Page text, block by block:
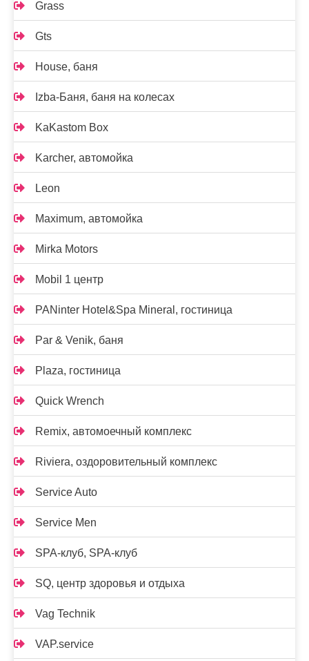
Grass
Gts
House, баня
Izba-Баня, баня на колесах
KaKastom Box
Karcher, автомойка
Leon
Maximum, автомойка
Mirka Motors
Mobil 1 центр
PANinter Hotel&Spa Mineral, гостиница
Par & Venik, баня
Plaza, гостиница
Quick Wrench
Remix, автомоечный комплекс
Riviera, оздоровительный комплекс
Service Auto
Service Men
SPA-клуб, SPA-клуб
SQ, центр здоровья и отдыха
Vag Technik
VAP.service